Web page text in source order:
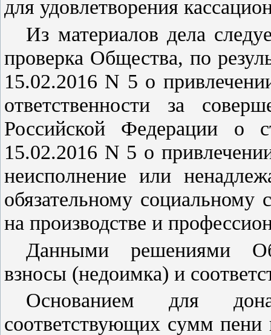
для удовлетворения
Из материалов дела
проверка Общества, по
15.02.2016 N 5 о
ответственности за
Российской Федерации о
15.02.2016 N 5 о
неисполнение или
обязательному социальному
на производстве и
Данными решениями
взносы (недоимка) и
Основанием для
соответствующих сумм